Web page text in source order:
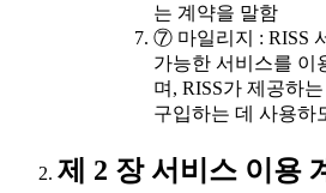
는 계약을 말함
⑦ 마일리지 : RISS
가능한 서비스를 이
며, RISS가 제공하
구입하는 데 사용하
제 2 장 서비스 이용